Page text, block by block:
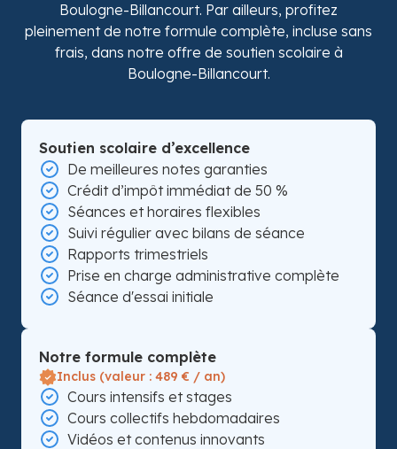
Boulogne-Billancourt. Par ailleurs, profitez
pleinement de notre formule complète, incluse sans
frais, dans notre offre de soutien scolaire à
Boulogne-Billancourt.
Soutien scolaire d’excellence
De meilleures notes garanties
Crédit d’impôt immédiat de 50 %
Séances et horaires flexibles
Suivi régulier avec bilans de séance
Rapports trimestriels
Prise en charge administrative complète
Séance d'essai initiale
Notre formule complète
Inclus (valeur : 489 € / an)
Cours intensifs et stages
Cours collectifs hebdomadaires
Vidéos et contenus innovants